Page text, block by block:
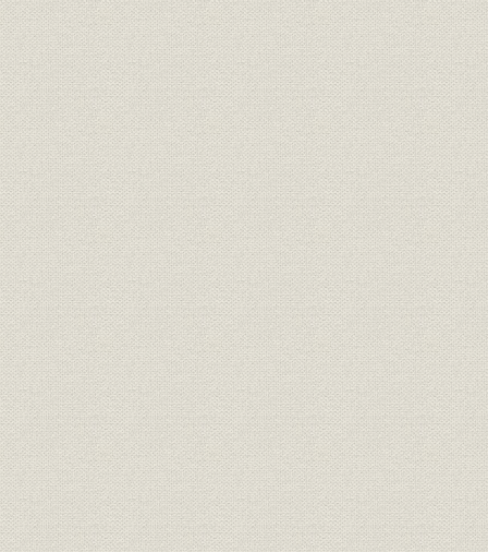
第3節 戸畑銑鋼一貫製鉄所の建設
I 第2次設備合理化
II 戸畑の建設
III 名古屋工場の発足
第4節 国際的視野に立った研究体制の確立
I 技術革新の時代を迎えて
II 東京研究所の発足
III 八幡研究所の拡充
第5節 良好な労使関係の樹立
I 労使関係の基盤
II 近代的労務管理方式の導入
III 団交中心の労使交渉の定着